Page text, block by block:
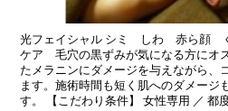
光フェイシャル シミ しわ 赤ら顔
ケア 毛穴の黒ずみが気になる方にオ
たメラニンにダメージを与えながら、
ます。施術時間も短く肌へのダメージ
す。 【こだわり条件】 女性専用 ／ 都